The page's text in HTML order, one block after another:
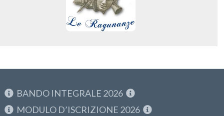
BANDO INTEGRALE 2026
MODULO D’ISCRIZIONE 2026